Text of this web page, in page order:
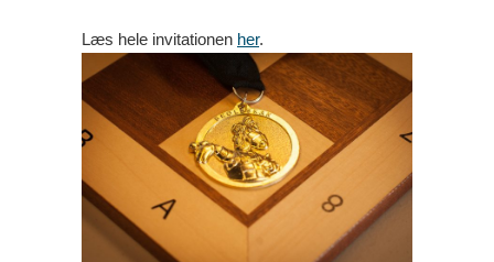
Læs hele invitationen her.